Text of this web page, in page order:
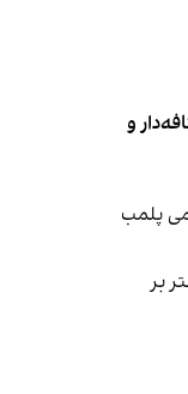
و
نیروی انتظامی پلمب
بر